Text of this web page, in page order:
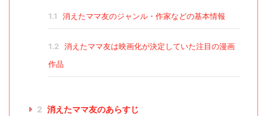
1.1 消えたママ友のジャンル・作家などの基本情報
1.2
消えたママ友は映画化が決定していた注目の漫画
作品
2 消えたママ友のあらすじ